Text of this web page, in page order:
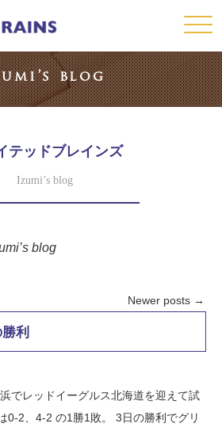
Click
blog
テッドブレインズ
Izumi’s blog
blog
Newer posts →
利
でレッドイーグルス北海道を迎えて試
0-2、4-2 の1勝1敗。 3日の勝利でグリ